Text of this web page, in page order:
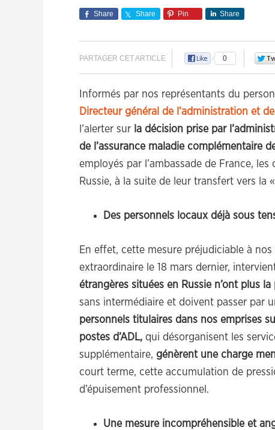
Share Share Pin Share
PARTAGER CET ARTICLE 0
Informés par nos représentants du
Directeur général de l’administration et
l’alerter sur la décision prise par
de l’assurance maladie complémentaire
employés par l’ambassade de France,
Russie, à la suite de leur transfert vers la
Des personnels locaux déjà sous
En effet, cette mesure préjudiciable à
extraordinaire le 18 mars dernier,
étrangères situées en Russie n’ont plus
sans intermédiaire et doivent passer par
personnels titulaires dans nos emprises
postes d’ADL, qui désorganisent les
supplémentaire, génèrent une charge
court terme, cette accumulation de
d’épuisement professionnel.
Une mesure incompréhensible et